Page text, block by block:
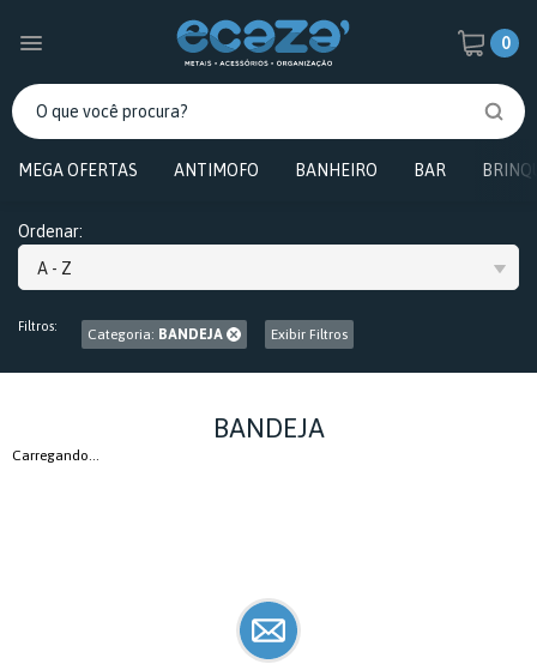
0
MEGA OFERTAS ANTIMOFO BANHEIRO BAR
Ordenar:
A - Z
Filtros: Categoria: BANDEJA Exibir Filtros
BANDEJA
Carregando...